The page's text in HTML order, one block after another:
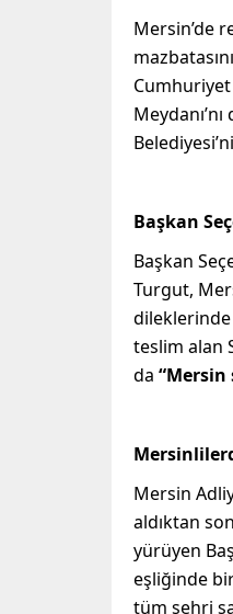
Mersin’de
Cumhuriyet
Başkan
Başkan
Turgut,
dileklerinde
teslim alan
da
Mersin
aldıktan
yürüyen
eşliğinde
tüm şehri